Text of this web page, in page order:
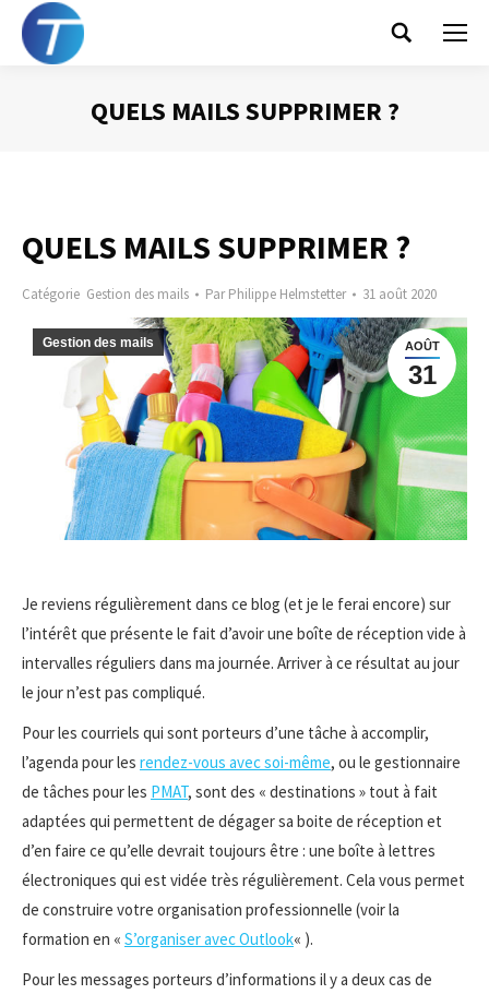
Search:
QUELS MAILS SUPPRIMER ?
QUELS MAILS SUPPRIMER ?
Catégorie Gestion des mails ParPhilippe Helmstetter 31 août 2020
AOÛT
31
Gestion des mails
Je reviens régulièrement dans ce blog (et je le ferai encore) sur
l’intérêt que présente le fait d’avoir une boîte de réception vide à
intervalles réguliers dans ma journée. Arriver à ce résultat au jour
le jour n’est pas compliqué.
Pour les courriels qui sont porteurs d’une tâche à accomplir,
l’agenda pour les rendez-vous avec soi-même, ou le gestionnaire
de tâches pour les PMAT, sont des « destinations » tout à fait
adaptées qui permettent de dégager sa boite de réception et
d’en faire ce qu’elle devrait toujours être : une boîte à lettres
électroniques qui est vidée très régulièrement. Cela vous permet
de construire votre organisation professionnelle (voir la
formation en « S’organiser avec Outlook« ).
Pour les messages porteurs d’informations il y a deux cas de